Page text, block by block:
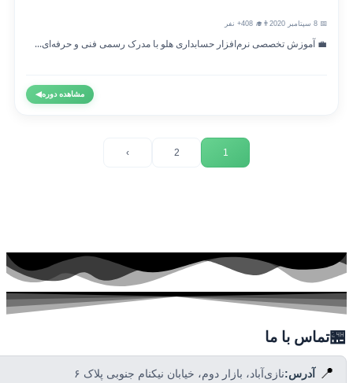
👨‍🎓 408+ نفر
💼 آموزش تخصصی نرم‌افزار حسابداری هلو با مدرک رسمی فنی و حرفه‌ای...
مشاهده دوره◀
تماس با ما
📍 آدرس:نازی‌آباد، بازار دوم، خیابان نیکنام جنوبی پلاک ۶